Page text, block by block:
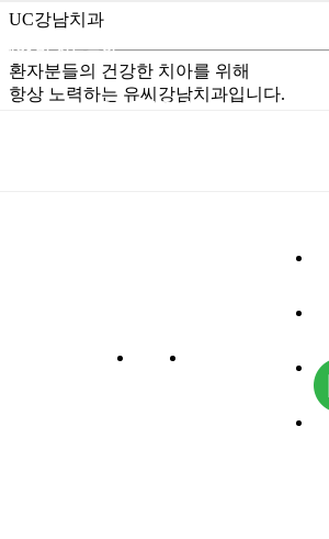
예약 및 진료문의
02.3448.4524
로그인
UC강남치과
환자분들의 건강한 치아를 위해
항상 노력하는 유씨강남치과입니다.